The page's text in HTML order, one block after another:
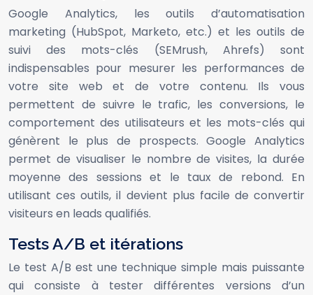
Google Analytics, les outils d’automatisation
marketing (HubSpot, Marketo, etc.) et les outils de
suivi des mots-clés (SEMrush, Ahrefs) sont
indispensables pour mesurer les performances de
votre site web et de votre contenu. Ils vous
permettent de suivre le trafic, les conversions, le
comportement des utilisateurs et les mots-clés qui
génèrent le plus de prospects. Google Analytics
permet de visualiser le nombre de visites, la durée
moyenne des sessions et le taux de rebond. En
utilisant ces outils, il devient plus facile de convertir
visiteurs en leads qualifiés.
Tests A/B et itérations
Le test A/B est une technique simple mais puissante
qui consiste à tester différentes versions d’un